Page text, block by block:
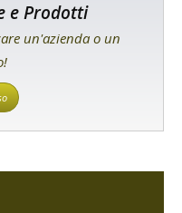
e Prodotti
un'azienda o un